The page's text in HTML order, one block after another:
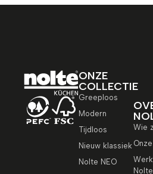
ONZE
COLLECTIE
Greeploos
Modern
Tijdloos
Nieuw klassiek
Nolte NEO
Wie
Nolte